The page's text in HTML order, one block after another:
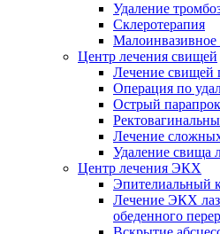
Удаление
Склеротерапия
Малоинвазивное
Центр лечения свищей
Лечение свищей
Операция по
Острый
Лечение
Удаление свища
Центр лечения ЭКХ
Эпителиальный
Лечение ЭКХ
обеденного